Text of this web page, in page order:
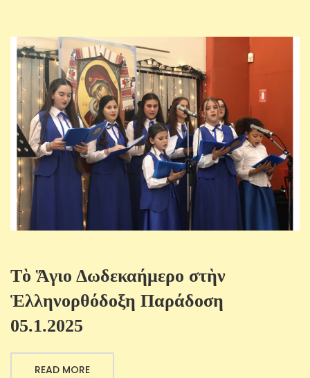
Τὸ Ἅγιο Δωδεκαήμερο στὴν
Ἑλληνορθόδοξη Παράδοση
05.1.2025
READ MORE